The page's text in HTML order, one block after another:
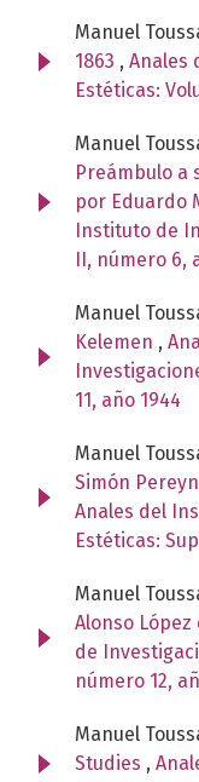
Manuel
1863 , Anales
Estéticas:
Manuel
Preámbulo a
por Eduardo
Instituto de
II, número 6,
Manuel
Kelemen ,
11, año 1944
Manuel
Simón
Anales del
Estéticas:
Manuel
Alonso
de
número 12,
Manuel
Studies ,